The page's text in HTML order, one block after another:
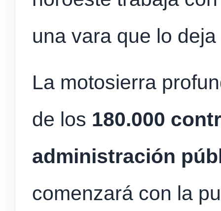
una vara que lo
La motosierra
de los 180.000
administración
comenzará con la